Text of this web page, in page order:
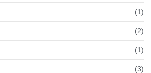
(1)
(2)
(1)
(3)